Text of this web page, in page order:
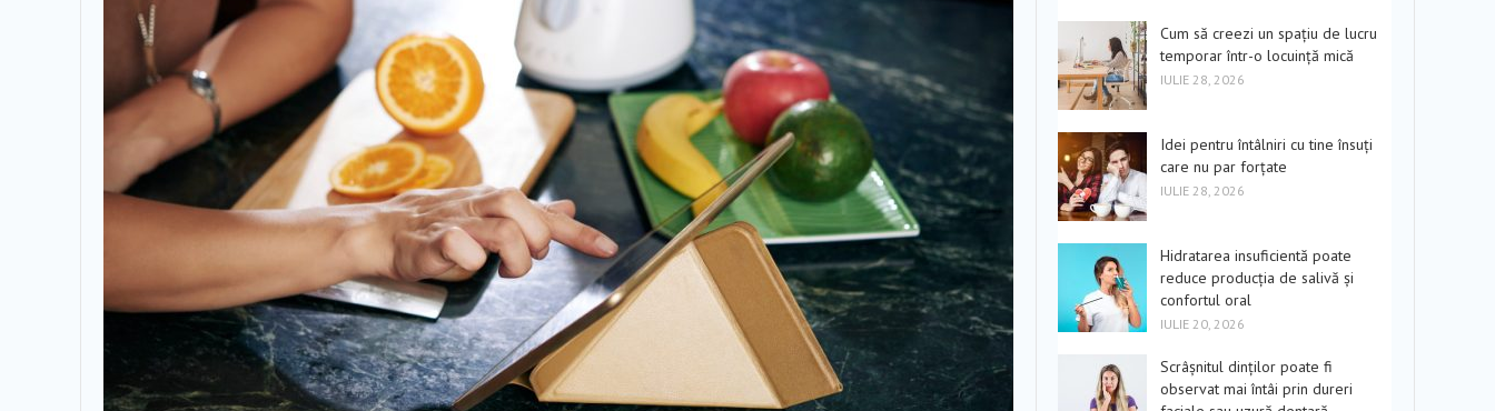
Cum să creezi un spațiu de lucru
temporar într-o locuință mică
IULIE 28, 2026
Idei pentru întâlniri cu tine însuți
care nu par forțate
IULIE 28, 2026
Hidratarea insuficientă poate
reduce producția de salivă și
confortul oral
IULIE 20, 2026
Scrâșnitul dinților poate fi
observat mai întâi prin dureri